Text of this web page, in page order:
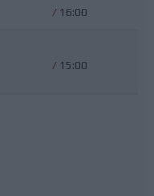
/ 16:00
/ 15:00